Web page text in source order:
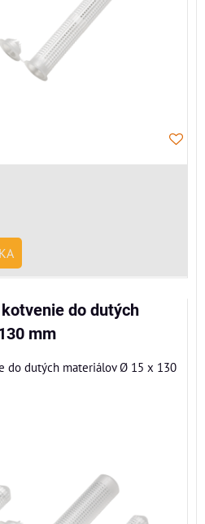
do dutých
mm
do dutých materiálov Ø 15 x 130